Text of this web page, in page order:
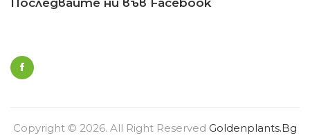
Последвайте ни във Facebook
Copyright © 2026. All Right Reserved Goldenplants.bg